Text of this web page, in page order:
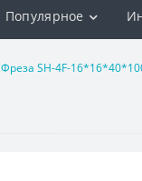
Популярное
Фреза SH-4F-